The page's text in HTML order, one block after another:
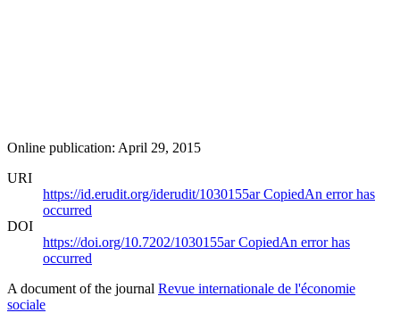
Online publication: April 29, 2015
URI
https://id.erudit.org/iderudit/1030155arCopiedAn error has
occurred
DOI
https://doi.org/10.7202/1030155arCopiedAn error has
occurred
A document of the journal Revue internationale de l'économie
sociale